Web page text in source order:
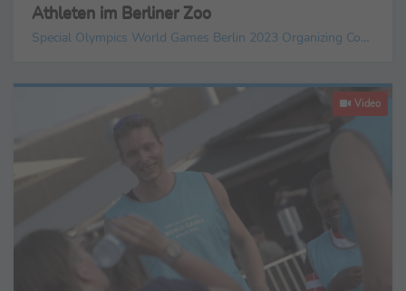
Athleten im Berliner Zoo
Special Olympics World Games Berlin 2023 Organizing Committee gGmbH
Video